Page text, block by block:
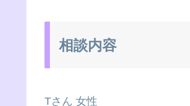
相談内容
Tさん 女性